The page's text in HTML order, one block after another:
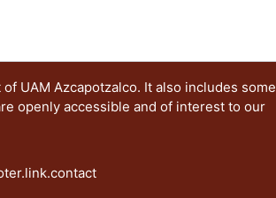
UAM Azcapotzalco. It also includes some
openly accessible and of interest to our